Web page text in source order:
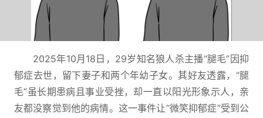
2025年10月18日，29岁知名狼人杀主播“腿毛”因抑
郁症去世，留下妻子和两个年幼子女。其好友透露，“腿
毛”虽长期患病且事业受挫，却一直以阳光形象示人，亲
友都没察觉到他的病情。这一事件让“微笑抑郁症”受到公